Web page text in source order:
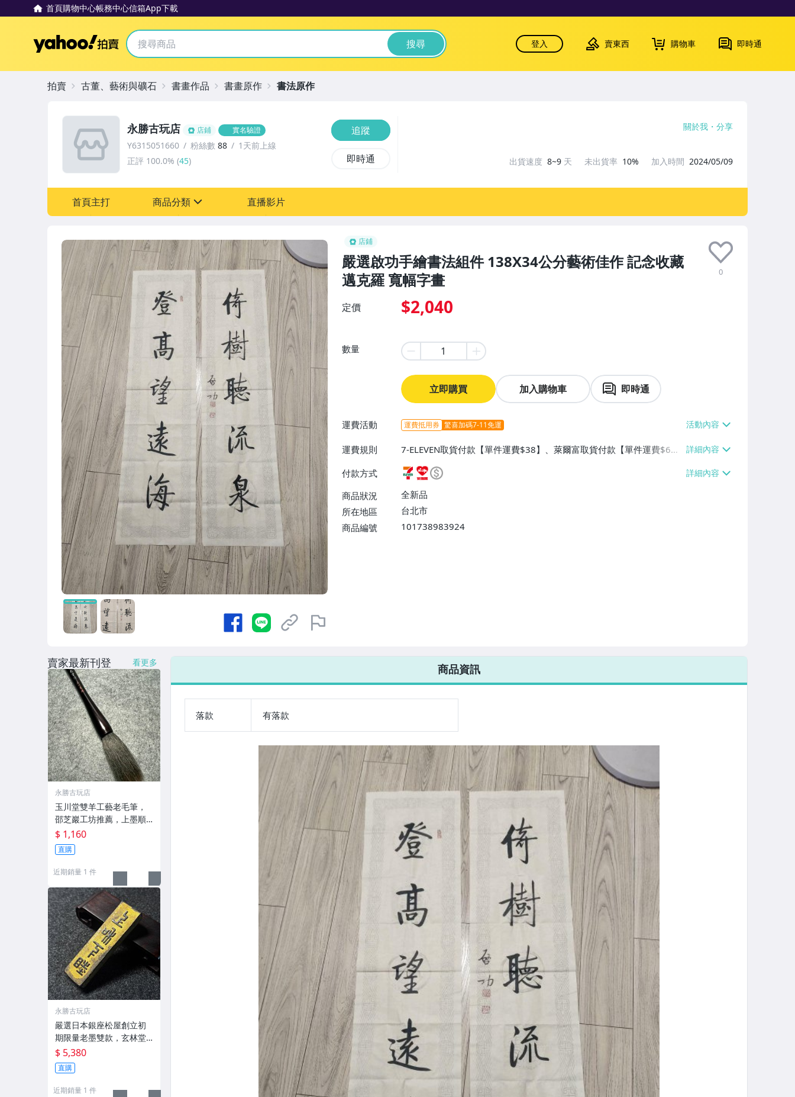
首頁購物中心帳務中心信箱App下載
Yahoo拍賣 搜尋 登入 賣東西 購物車 即時通
店鋪
嚴選啟功手繪書法組件 138X34公分藝術佳作 記念收藏
邁克羅 寬幅字畫
0
定價 $2,040
數量
立即購買 加入購物車 即時通
運費活動 運費抵用券 驚喜加碼7-11免運
運費規則
7-ELEVEN取貨付款【單件運費$38】、萊爾富取貨付款【單件運費$6
0】、宅配/貨運【單件運費$130】
付款方式
商品狀況
全新品
所在地區
台北市
商品編號
101738983924
永勝古玩店 店鋪 實名驗證
Y6315051660 粉絲數 88
1天前上線
正評 100.0% (45)
追蹤
即時通
關於我 分享
出貨速度 8~9 天 未出貨率 10% 加入時間 2024/05/09
首頁主打 商品分類 直播影片
拍賣 古董、藝術與礦石 書畫作品 書畫原作 書法原作
商品資訊
落款 有落款
賣家最新刊登 看更多
永勝古玩店
玉川堂雙羊工藝老毛筆，
邵芝巖工坊推薦，上墨順
滑古墨專用 老墨 冬青 老筆
$ 1,160
直購
近期銷量 1 件
永勝古玩店
嚴選日本銀座松屋創立初
期限量老墨雙款，玄林堂
專為松屋打造，重量22.5
g，適合收藏及品味民國時
期古雅文化 文房用具 民國
古墨 收藏文玩
$ 5,380
直購
近期銷量 1 件